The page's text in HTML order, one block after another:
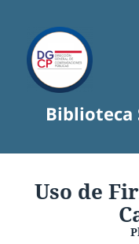
Biblioteca
Uso de